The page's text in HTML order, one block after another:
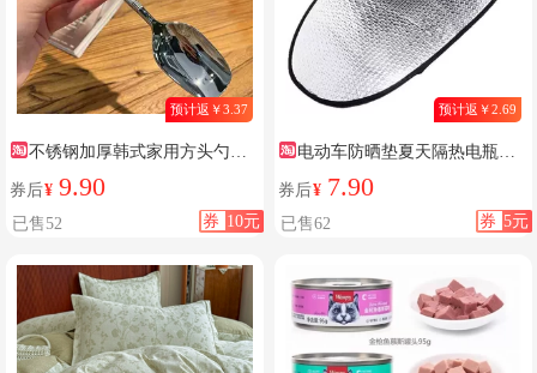
预计返￥3.37
不锈钢加厚韩式家用方头勺子
可爱汤勺网红勺
券后¥ 9.90
券 10元
已售52
预计返￥2.69
电动车防晒垫夏天隔热电瓶车
防晒坐垫摩托车隔热坐垫防水防
券后¥ 7.90
券 5元
已售62